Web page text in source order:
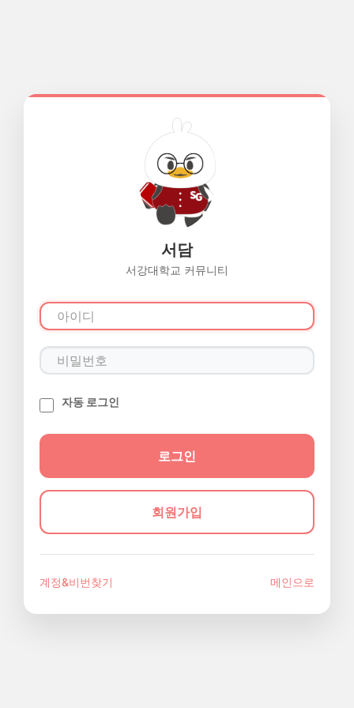
서담
서강대학교 커뮤니티
자동 로그인
회원가입
계정&비번찾기 메인으로